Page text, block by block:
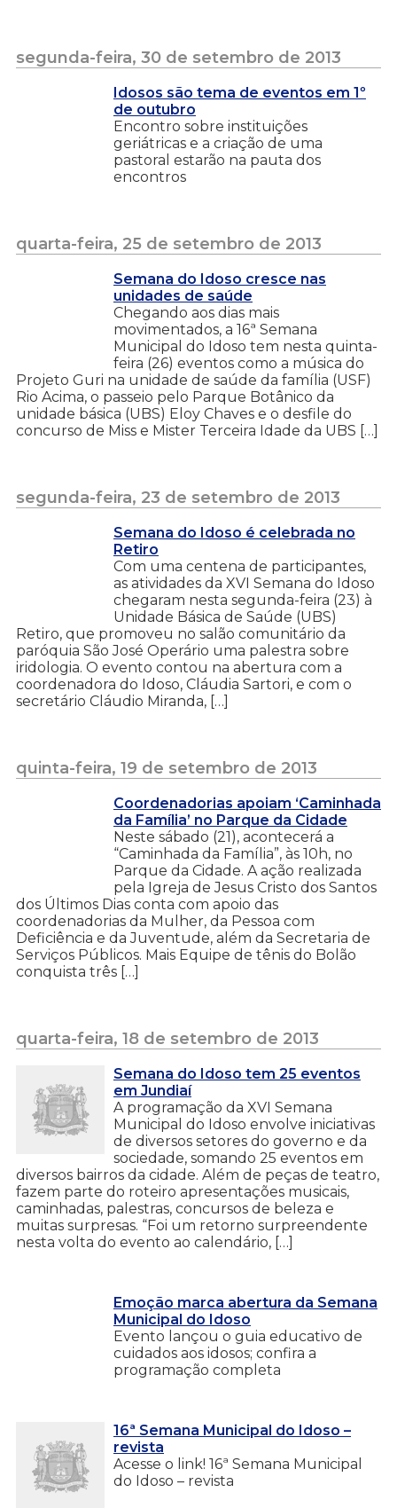
segunda-feira, 30 de setembro de 2013
Idosos são tema de eventos em 1º
de outubro
Encontro sobre instituições
geriátricas e a criação de uma
pastoral estarão na pauta dos
encontros
quarta-feira, 25 de setembro de 2013
Semana do Idoso cresce nas
unidades de saúde
Chegando aos dias mais
movimentados, a 16ª Semana
Municipal do Idoso tem nesta quinta-
feira (26) eventos como a música do
Projeto Guri na unidade de saúde da família (USF)
Rio Acima, o passeio pelo Parque Botânico da
unidade básica (UBS) Eloy Chaves e o desfile do
concurso de Miss e Mister Terceira Idade da UBS […]
segunda-feira, 23 de setembro de 2013
Semana do Idoso é celebrada no
Retiro
Com uma centena de participantes,
as atividades da XVI Semana do Idoso
chegaram nesta segunda-feira (23) à
Unidade Básica de Saúde (UBS)
Retiro, que promoveu no salão comunitário da
paróquia São José Operário uma palestra sobre
iridologia. O evento contou na abertura com a
coordenadora do Idoso, Cláudia Sartori, e com o
secretário Cláudio Miranda, […]
quinta-feira, 19 de setembro de 2013
Coordenadorias apoiam ‘Caminhada
da Família’ no Parque da Cidade
Neste sábado (21), acontecerá a
“Caminhada da Família”, às 10h, no
Parque da Cidade. A ação realizada
pela Igreja de Jesus Cristo dos Santos
dos Últimos Dias conta com apoio das
coordenadorias da Mulher, da Pessoa com
Deficiência e da Juventude, além da Secretaria de
Serviços Públicos. Mais Equipe de tênis do Bolão
conquista três […]
quarta-feira, 18 de setembro de 2013
Semana do Idoso tem 25 eventos
em Jundiaí
A programação da XVI Semana
Municipal do Idoso envolve iniciativas
de diversos setores do governo e da
sociedade, somando 25 eventos em
diversos bairros da cidade. Além de peças de teatro,
fazem parte do roteiro apresentações musicais,
caminhadas, palestras, concursos de beleza e
muitas surpresas. “Foi um retorno surpreendente
nesta volta do evento ao calendário, […]
Emoção marca abertura da Semana
Municipal do Idoso
Evento lançou o guia educativo de
cuidados aos idosos; confira a
programação completa
16ª Semana Municipal do Idoso –
revista
Acesse o link! 16ª Semana Municipal
do Idoso – revista